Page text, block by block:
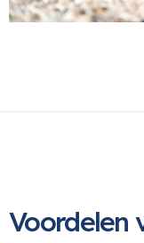
Voordelen